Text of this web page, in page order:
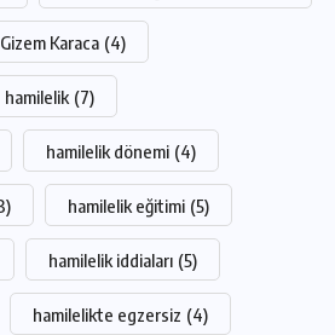
Gizem Karaca (4)
hamilelik (7)
hamilelik dönemi (4)
hamilelik eğitimi (5)
hamilelik iddiaları (5)
hamilelikte egzersiz (4)